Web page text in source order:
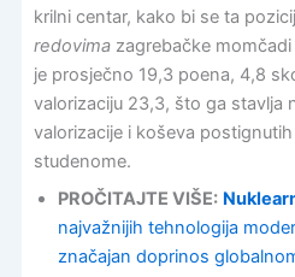
krilni centar, kako bi se ta
redovimazagrebačke
je prosječno 19,3 poena, 4,8
valorizaciju 23,3, što ga stavlja
valorizacije i koševa
studenome.
PROČITAJTE VIŠE:
najvažnijih tehnologija
značajan doprinos